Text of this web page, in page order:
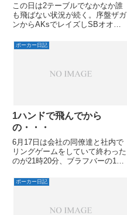
この日は2テーブルでなかなか誰
も飛ばない状況が続く。序盤ザガ
ンからAKsでレイズしSBオオカ
オオカワさん先打ちにレイズかぶ
せるもコールされてターンQ、オ
トにジャストコール、リバーラ...
ポーカー日記
1ハンドで飛んでから
の・・・
6月17日は会社の同僚達と社内で
リングゲームをしていて終わった
のが21時20分、ブラフバーの1部
ている。しかし早く来いというヤ
マノさんのメールを見て雨のなか
ぎりバケーションで入れた...
ポーカー日記